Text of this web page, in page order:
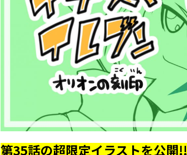
第35話の超限定イラストを公開!!